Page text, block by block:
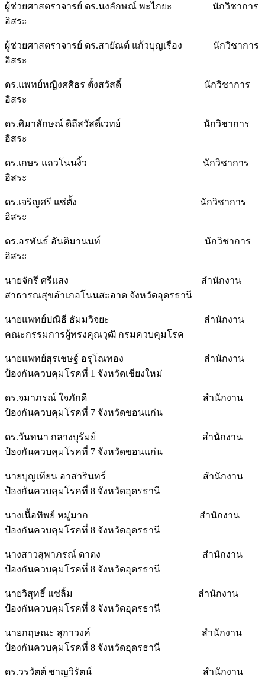
ผู้ช่วยศาสตราจารย์ ดร.นงลักษณ์ พะไกยะ นักวิชาการ
อิสระ
ผู้ช่วยศาสตราจารย์ ดร.สายัณต์ แก้วบุญเรือง นักวิชาการ
อิสระ
ดร.แพทย์หญิงศศิธร ตั้งสวัสดิ์ นักวิชาการ
อิสระ
ดร.ศิมาลักษณ์ ดิถีสวัสดิ์เวทย์ นักวิชาการ
อิสระ
ดร.เกษร แถวโนนงิ้ว นักวิชาการ
อิสระ
ดร.เจริญศรี แซ่ตั้ง นักวิชาการ
อิสระ
ดร.อรพันธ์ อันติมานนท์ นักวิชาการ
อิสระ
นายจักรี ศรีแสง สำนักงาน
สาธารณสุขอำเภอโนนสะอาด จังหวัดอุดรธานี
นายแพทย์ปณิธี ธัมมวิจยะ สำนักงาน
คณะกรรมการผู้ทรงคุณวุฒิ กรมควบคุมโรค
นายแพทย์สุรเชษฐ์ อรุโณทอง สำนักงาน
ป้องกันควบคุมโรคที่ 1 จังหวัดเชียงใหม่
ดร.จมาภรณ์ ใจภักดี สำนักงาน
ป้องกันควบคุมโรคที่ 7 จังหวัดขอนแก่น
ดร.วันทนา กลางบุรัมย์ สำนักงาน
ป้องกันควบคุมโรคที่ 7 จังหวัดขอนแก่น
นายบุญเทียน อาสารินทร์ สำนักงาน
ป้องกันควบคุมโรคที่ 8 จังหวัดอุดรธานี
นางเนื้อทิพย์ หมู่มาก สำนักงาน
ป้องกันควบคุมโรคที่ 8 จังหวัดอุดรธานี
นางสาวสุพาภรณ์ ดาดง สำนักงาน
ป้องกันควบคุมโรคที่ 8 จังหวัดอุดรธานี
นายวิสุทธิ์ แซ่ลิ้ม สำนักงาน
ป้องกันควบคุมโรคที่ 8 จังหวัดอุดรธานี
นายกฤษณะ สุกาวงค์ สำนักงาน
ป้องกันควบคุมโรคที่ 8 จังหวัดอุดรธานี
ดร.วรวัตต์ ชาญวิรัตน์ สำนักงาน